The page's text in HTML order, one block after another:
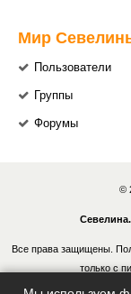
Мир
Пользователи
Группы
Форумы
©
Все права защищены.
только с